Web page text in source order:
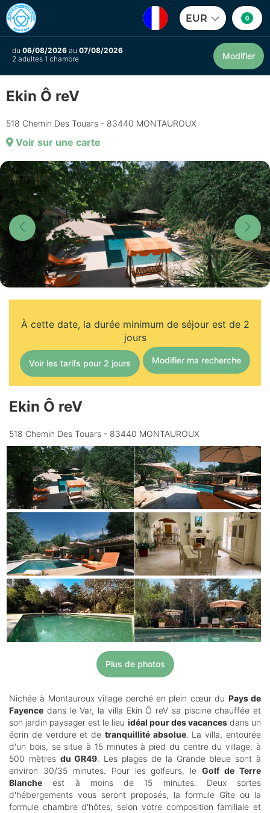
EUR 0
du 06/08/2026 au 07/08/2026
2 adultes 1 chambre
Modifier
Ekin Ô reV
518 Chemin Des Touars - 83440 MONTAUROUX
Voir sur une carte
À cette date, la durée minimum de séjour est de 2
jours
Voir les tarifs pour 2 jours Modifier ma recherche
Ekin Ô reV
518 Chemin Des Touars - 83440 MONTAUROUX
Plus de photos
Nichée à Montauroux village perché en plein cœur du Pays de
Fayence dans le Var, la villa Ekin Ô reV sa piscine chauffée et
son jardin paysager est le lieu idéal pour des vacancesdans un
écrin de verdure et de tranquillité absolue. La villa, entourée
d'un bois, se situe à 15 minutes à pied du centre du village, à
500 mètres du GR49. Les plages de la Grande bleue sont à
environ 30/35 minutes. Pour les golfeurs, leGolf de Terre
Blanche est à moins de 15 minutes. Deux sortes
d'hébergements vous seront proposés, la formule Gîte ou la
formule chambre d'hôtes, selon votre composition familiale et